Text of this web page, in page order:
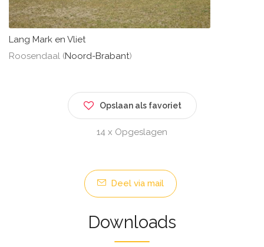
Lang Mark en Vliet
Roosendaal (Noord-Brabant)
Opslaan als favoriet
14 x Opgeslagen
Deel via mail
Downloads